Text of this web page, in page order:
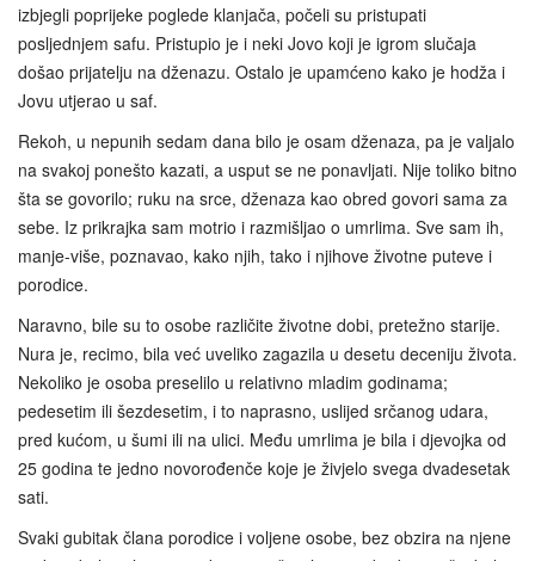
izbjegli poprijeke poglede klanjača, počeli su pristupati
posljednjem safu. Pristupio je i neki Jovo koji je igrom slučaja
došao prijatelju na dženazu. Ostalo je upamćeno kako je hodža i
Jovu utjerao u saf.
Rekoh, u nepunih sedam dana bilo je osam dženaza, pa je valjalo
na svakoj ponešto kazati, a usput se ne ponavljati. Nije toliko bitno
šta se govorilo; ruku na srce, dženaza kao obred govori sama za
sebe. Iz prikrajka sam motrio i razmišljao o umrlima. Sve sam ih,
manje-više, poznavao, kako njih, tako i njihove životne puteve i
porodice.
Naravno, bile su to osobe različite životne dobi, pretežno starije.
Nura je, recimo, bila već uveliko zagazila u desetu deceniju života.
Nekoliko je osoba preselilo u relativno mladim godinama;
pedesetim ili šezdesetim, i to naprasno, uslijed srčanog udara,
pred kućom, u šumi ili na ulici. Među umrlima je bila i djevojka od
25 godina te jedno novorođenče koje je živjelo svega dvadesetak
sati.
Svaki gubitak člana porodice i voljene osobe, bez obzira na njene